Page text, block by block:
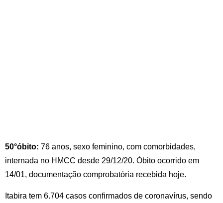
50°óbito: 76 anos, sexo feminino, com comorbidades,
internada no HMCC desde 29/12/20. Óbito ocorrido em
14/01, documentação comprobatória recebida hoje.
Itabira tem 6.704 casos confirmados de coronavírus, sendo